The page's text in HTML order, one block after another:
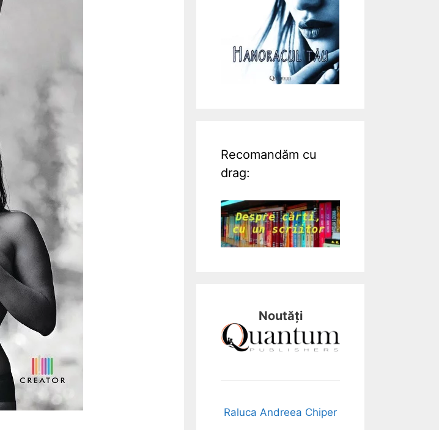
Recomandăm cu
drag:
Noutăți
Raluca Andreea Chiper